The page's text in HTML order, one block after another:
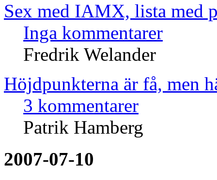
Sex med IAMX, lista med
Inga kommentarer
Fredrik Welander
Höjdpunkterna är få, men
3 kommentarer
Patrik Hamberg
2007-07-10